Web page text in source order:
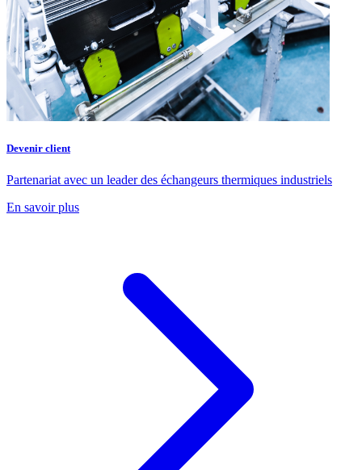
Devenir client
Partenariat avec un leader des échangeurs thermiques industriels
En savoir plus